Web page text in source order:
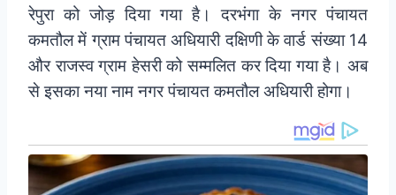
रेपुरा को जोड़ दिया गया है। दरभंगा के नगर पंचायत
कमतौल में ग्राम पंचायत अधियारी दक्षिणी के वार्ड संख्या 14
और राजस्व ग्राम हेसरी को सम्मलित कर दिया गया है। अब
से इसका नया नाम नगर पंचायत कमतौल अधियारी होगा।